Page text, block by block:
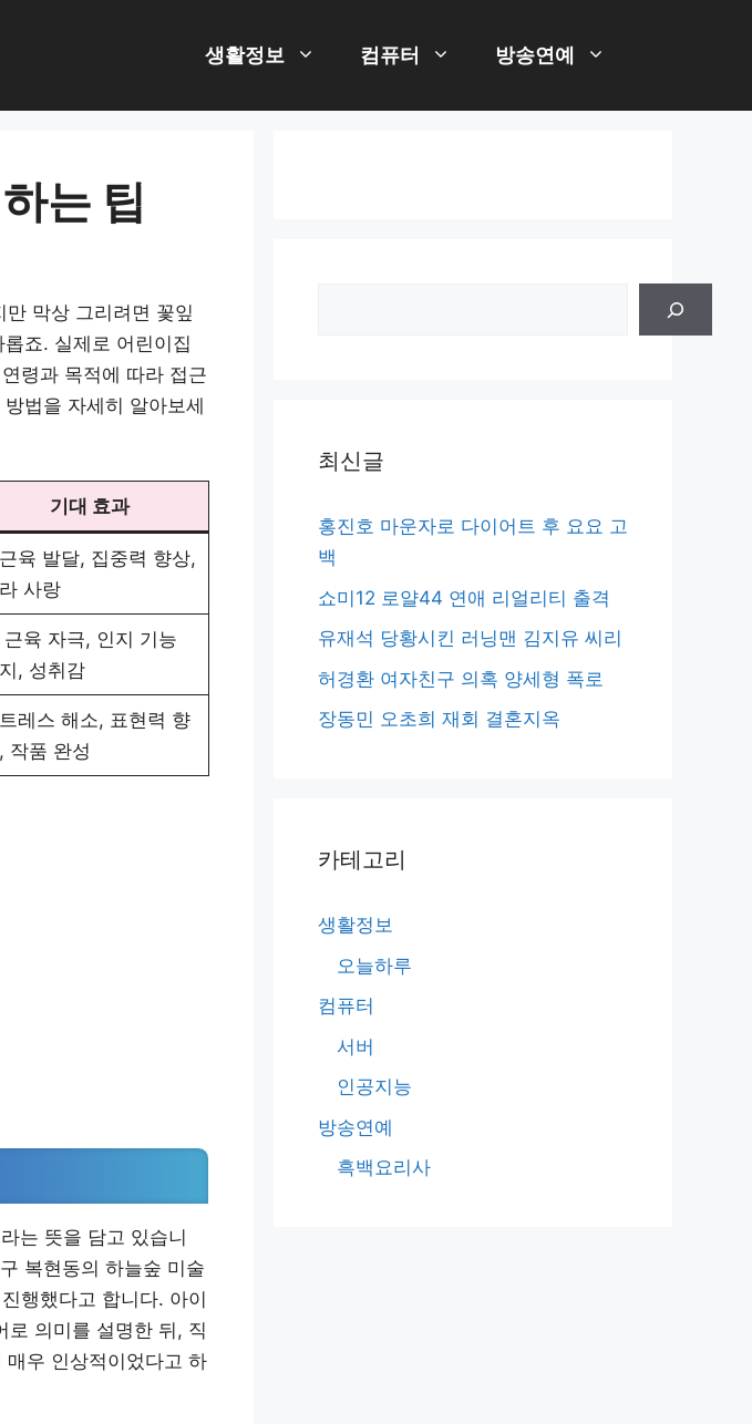
생활정보 컴퓨터 방송연예
는 팁
막상 그리려면 꽃잎
죠. 실제로 어린이집
령과 목적에 따라 접근
법을 자세히 알아보세
기대 효과
육 발달, 집중력 향상,
사랑
근육 자극, 인지 기능
, 성취감
레스 해소, 표현력 향
작품 완성
는 뜻을 담고 있습니
복현동의 하늘숲 미술
행했다고 합니다. 아이
로 의미를 설명한 뒤, 직
우 인상적이었다고 하
최신글
홍진호 마운자로 다이어트 후 요요 고
백
쇼미12 로얄44 연애 리얼리티 출격
유재석 당황시킨 러닝맨 김지유 씨리
허경환 여자친구 의혹 양세형 폭로
장동민 오초희 재회 결혼지옥
카테고리
생활정보
오늘하루
컴퓨터
서버
인공지능
방송연예
흑백요리사